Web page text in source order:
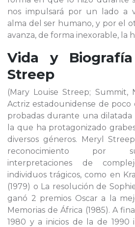
nos impulsará por un lado a
alma del ser humano, y por el
avanza, de forma inexorable, la
Vida y
Streep
(Mary Louise Streep; Summit,
Actriz estadounidense de poco
probadas durante una
la que ha protagonizado
diversos géneros. Meryl
reconocimiento por
interpretaciones de
individuos trágicos, como en
(1979) o La resolución de
ganó 2 premios Oscar a la
Memorias de África (1985). A
1980 y a inicios de la de 1990